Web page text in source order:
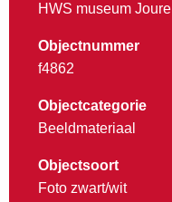
HWS museum Joure
Objectnummer
f4862
Objectcategorie
Beeldmateriaal
Objectsoort
Foto zwart/wit